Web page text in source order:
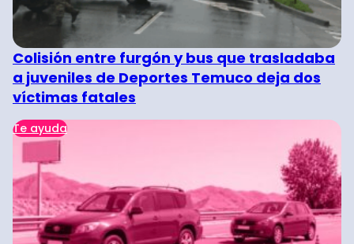
Colisión entre furgón y bus que trasladaba
a juveniles de Deportes Temuco deja dos
víctimas fatales
Te ayuda